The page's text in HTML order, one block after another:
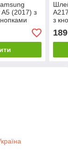
(2017) з
з
189